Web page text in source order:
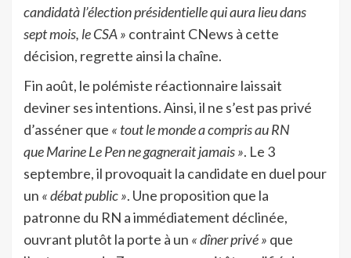
candidatà l’élection présidentielle qui aura lieu dans
sept mois, le CSA » contraint CNews à cette
décision, regrette ainsi la chaîne.
Fin août, le polémiste réactionnaire laissait
deviner ses intentions. Ainsi, il ne s’est pas privé
d’asséner que « tout le monde a compris au RN
que Marine Le Pen ne gagnerait jamais ». Le 3
septembre, il provoquait la candidate en duel pour
un « débat public ». Une proposition que la
patronne du RN a immédiatement déclinée,
ouvrant plutôt la porte à un « dîner privé » que